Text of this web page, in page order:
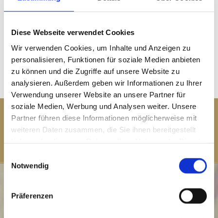
Diese Webseite verwendet Cookies
Wir verwenden Cookies, um Inhalte und Anzeigen zu
personalisieren, Funktionen für soziale Medien anbieten
zu können und die Zugriffe auf unsere Website zu
analysieren. Außerdem geben wir Informationen zu Ihrer
Verwendung unserer Website an unsere Partner für
soziale Medien, Werbung und Analysen weiter. Unsere
Partner führen diese Informationen möglicherweise mit
weiteren Daten zusammen, die Sie ihnen bereitgestellt
Notwendig
Präferenzen
Ankauf von:
Münzen | Schmuck | Altgold | Zahngold | Goldbarren | Silber |
Platin | versilbertes Besteck